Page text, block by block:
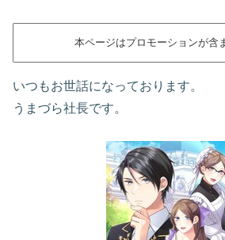
本ページはプロモーションが含
いつもお世話になっております。
うまづら社長です。